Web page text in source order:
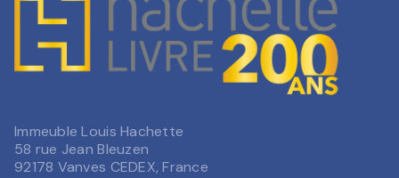
Immeuble Louis Hachette
58 rue Jean Bleuzen
92178 Vanves CEDEX, France